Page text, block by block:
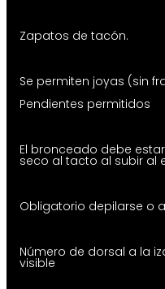
Zapatos de tacón.
Se permiten joyas (sin
Pendientes permitidos
El bronceado debe
seco al tacto al subir al
Obligatorio depilarse o
Número de dorsal a la
visible